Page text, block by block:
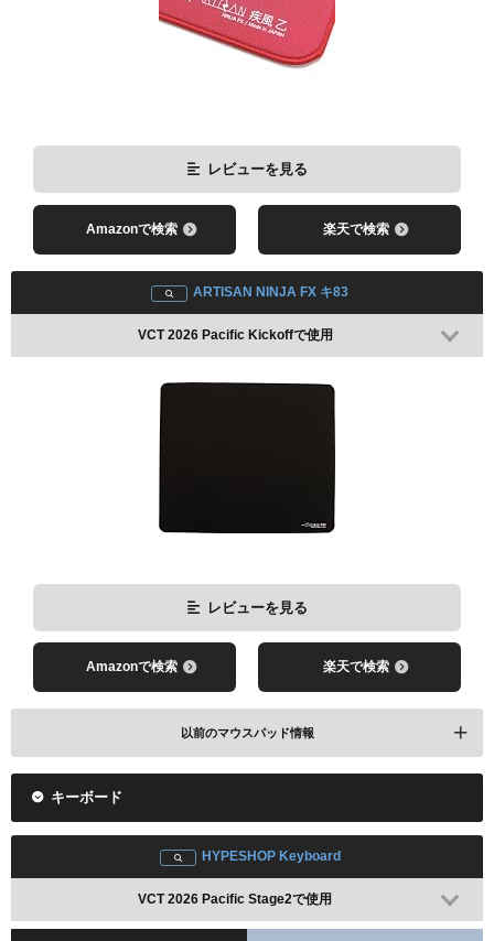
Logicool G PRO X SUPERLIGHT
レビューを見る
Amazonで検索 楽天で検索
レビューを見る
Amazonで検索 楽天で検索
ARTISAN NINJA FX キ83
VCT 2026 Pacific Kickoffで使用
レビューを見る
Amazonで検索 楽天で検索
以前のマウスパッド情報
VCT 2025 Pacific Stage2で使用
キーボード
HYPESHOP Keyboard
VCT 2026 Pacific Stage2で使用